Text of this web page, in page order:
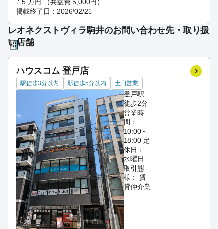
7.5 万円
（共益費 5,000円）
掲載終了日：2026/02/23
レオネクストヴィラ駒井のお問い合わせ先・取り扱
い店舗
ハウスコム 登戸店
駅徒歩3分以内 駅徒歩5分以内 土日営業
登戸駅
徒歩2分
営業時
間：
10:00～
18:00 定
休日：
水曜日
取引態
様： 賃
貸仲介業